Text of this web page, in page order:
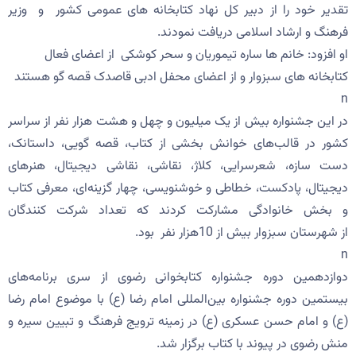
تقدیر خود را از دبیر کل نهاد کتابخانه های عمومی کشور و وزیر
فرهنگ و ارشاد اسلامی دریافت نمودند.
او افزود: خانم ها ساره تیموریان و سحر کوشکی از اعضای فعال
کتابخانه های سبزوار و از اعضای محفل ادبی قاصدک قصه گو هستند
n
در این جشنواره بیش از یک میلیون و چهل و هشت هزار نفر از سراسر
کشور در قالب‌های خوانش بخشی از کتاب، قصه گویی، داستانک،
دست سازه، شعرسرایی، کلاژ، نقاشی، نقاشی دیجیتال، هنرهای
دیجیتال، پادکست، خطاطی و خوشنویسی، چهار گزینه‌ای، معرفی کتاب
و بخش خانوادگی مشارکت کردند که تعداد شرکت کنندگان
از شهرستان سبزوار بیش از 10هزار نفر بود.
n
دوازدهمین دوره جشنواره کتابخوانی رضوی از سری برنامه‌های
بیستمین دوره جشنواره بین‌المللی امام رضا (ع) با موضوع امام رضا
(ع) و امام حسن عسکری (ع) در زمینه ترویج فرهنگ و تبیین سیره و
منش رضوی در پیوند با کتاب برگزار شد.